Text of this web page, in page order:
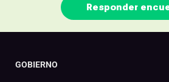
Responder
GOBIERNO